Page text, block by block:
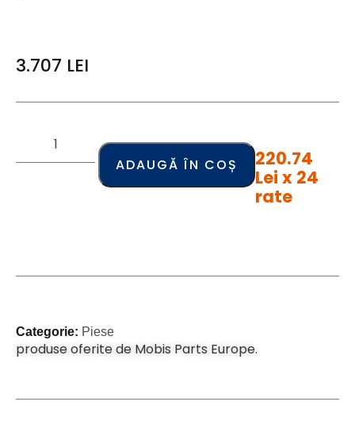
3.707 LEI
ADAUGĂ ÎN COȘ
220.74
Lei x 24
rate
Categorie: Piese
produse oferite de Mobis Parts Europe.